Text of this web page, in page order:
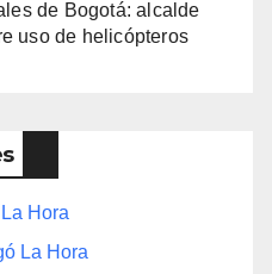
de Bogotá: alcalde
uso de helicópteros
Hora
La Hora